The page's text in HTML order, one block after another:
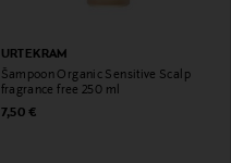
URTEKRAM
Šampoon Organic Sensitive Scalp
fragrance free 250 ml
Original Price
7,50 €